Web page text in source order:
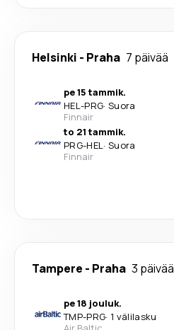
Helsinki - Praha 7 päivää
pe 15 tammik.
HEL-PRG· Suora
Finnair
to 21 tammik.
PRG-HEL· Suora
Finnair
Tampere - Praha 3 päivää
pe 18 jouluk.
TMP-PRG· 1 välilasku